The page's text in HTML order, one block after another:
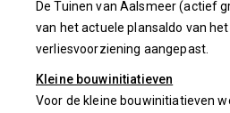
De Tuinen van Aalsmeer (actief
van het actuele plansaldo van
verliesvoorziening aangepast.
Kleine bouwinitiatieven
Voor de kleine bouwinitiatieven